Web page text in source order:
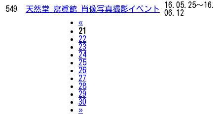
549
天然堂 寫眞館 肖像写真撮影イベント
16.05.25～16.
06.12
«Previous
21
22
23
24
25
26
27
28
29
30
»Next